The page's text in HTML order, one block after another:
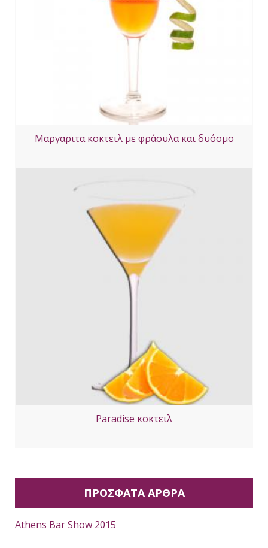
Μαργαριτα κοκτειλ με φράουλα και δυόσμο
Paradise κοκτειλ
ΠΡΟΣΦΑΤΑ ΑΡΘΡΑ
Athens Bar Show 2015